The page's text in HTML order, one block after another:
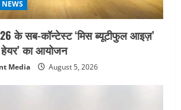
के सब-कॉन्टेस्ट ‘मिस ब्यूटीफुल आइज़’
का आयोजन
Media August 5, 2026